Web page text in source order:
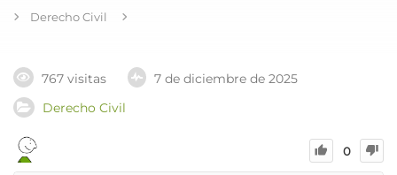
Derecho Civil
767 visitas
7 de diciembre de 2025
Derecho Civil
0